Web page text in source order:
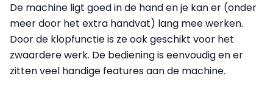
De machine ligt goed in de hand en je kan er (onder
meer door het extra handvat) lang mee werken.
Door de klopfunctie is ze ook geschikt voor het
zwaardere werk. De bediening is eenvoudig en er
zitten veel handige features aan de machine.